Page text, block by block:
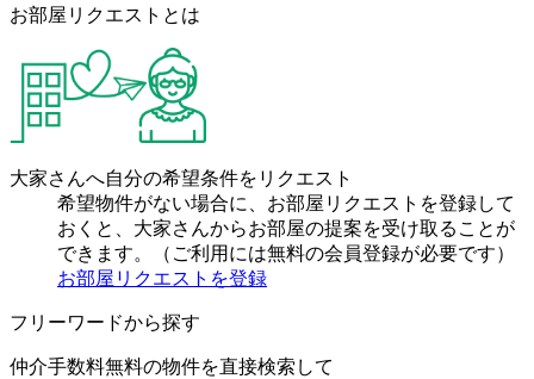
お部屋リクエストとは
大家さんへ自分の希望条件をリクエスト
希望物件がない場合に、お部屋リクエストを登録して
おくと、大家さんからお部屋の提案を受け取ることが
できます。（ご利用には無料の会員登録が必要です）
お部屋リクエストを登録
フリーワードから探す
仲介手数料無料の物件を直接検索して